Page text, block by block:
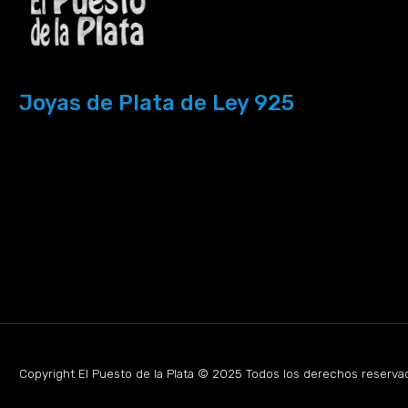
Joyas de Plata de Ley 925
Copyright El Puesto de la Plata © 2025 Todos los derechos